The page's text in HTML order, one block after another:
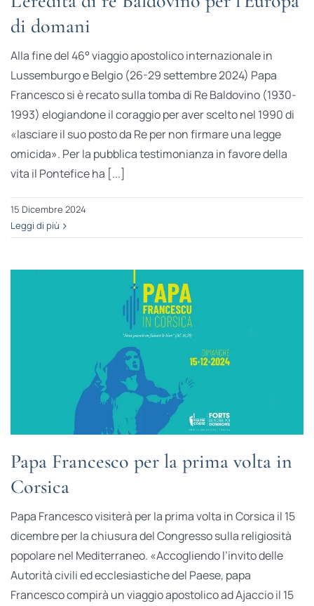
di domani
Alla fine del 46° viaggio apostolico internazionale in
Lussemburgo e Belgio (26-29 settembre 2024) Papa
Francesco si è recato sulla tomba di Re Baldovino (1930-
1993) elogiandone il coraggio per aver scelto nel 1990 di
«lasciare il suo posto da Re per non firmare una legge
omicida». Per la pubblica testimonianza in favore della
vita il Pontefice ha [...]
15 Dicembre 2024
Leggi di più
Papa Francesco per la prima volta in
Corsica
Papa Francesco visiterà per la prima volta in Corsica il 15
dicembre per la chiusura del Congresso sulla religiosità
popolare nel Mediterraneo. «Accogliendo l’invito delle
Autorità civili ed ecclesiastiche del Paese, papa
Francesco compirà un viaggio apostolico ad Ajaccio il 15